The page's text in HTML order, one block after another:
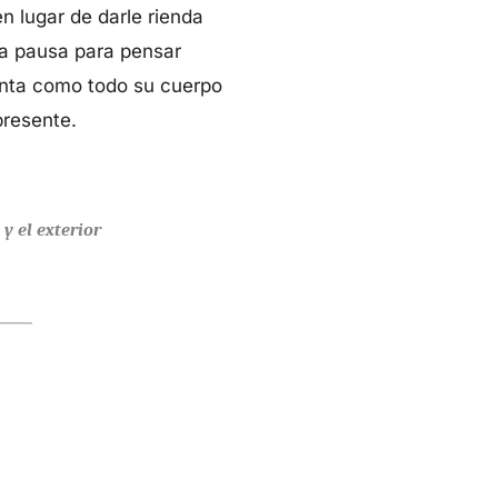
lugar de darle rienda
pausa para pensar
como todo su cuerpo
y el exterior